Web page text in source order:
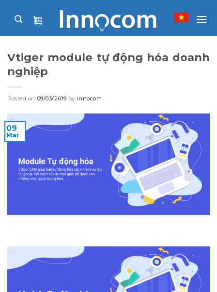
Vtiger module tự động hóa doanh
nghiệp
Posted on 09/03/2019 by innocom
09
Mar